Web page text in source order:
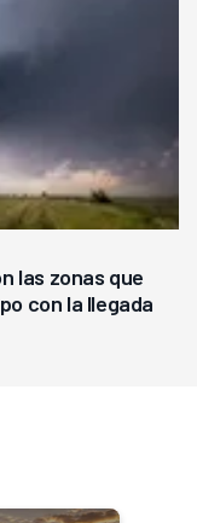
las zonas que
con la llegada